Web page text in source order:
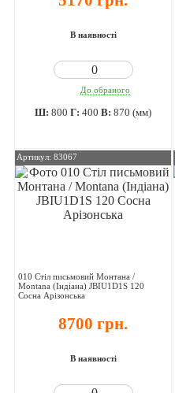
В наявності
До обраного
Ш:800 Г:400 В:870 (мм)
Артикул: 83067
010 Стіл письмовий Монтана /
Montana (Індіана) JBIU1D1S 120
Сосна Арізонська
8700 грн.
В наявності